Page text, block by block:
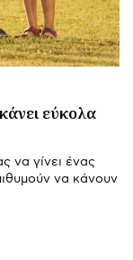
εύκολα
να γίνει ένας
να κάνουν